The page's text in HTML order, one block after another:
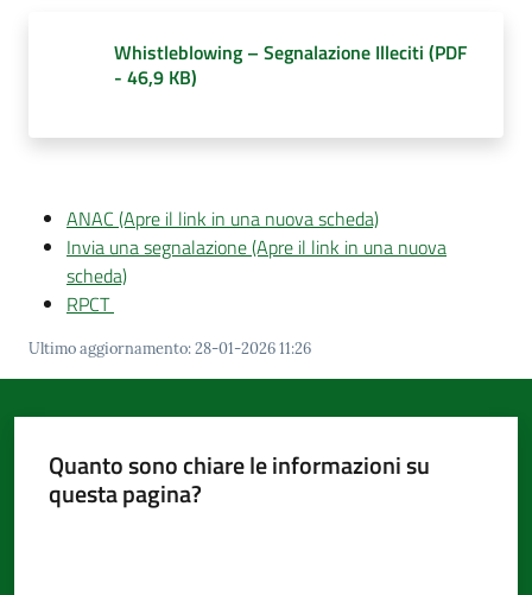
Seguici
su
Whistleblowing – Segnalazione Illeciti (PDF
- 46,9 KB)
ANAC (Apre il link in una nuova scheda)
Invia una segnalazione (Apre il link in una nuova
scheda)
RPCT
Ultimo aggiornamento:28-01-2026 11:26
Quanto sono chiare le informazioni su
questa pagina?